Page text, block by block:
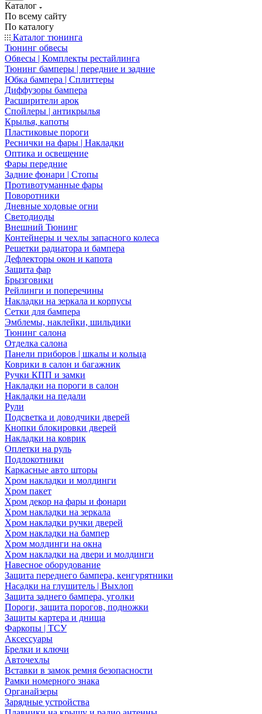
Каталог
По всему сайту
По каталогу
Каталог тюнинга
Тюнинг обвесы
Обвесы | Комплекты рестайлинга
Тюнинг бамперы | передние и задние
Юбка бампера | Сплиттеры
Диффузоры бампера
Расширители арок
Спойлеры | антикрылья
Крылья, капоты
Пластиковые пороги
Реснички на фары | Накладки
Оптика и освещение
Фары передние
Задние фонари | Стопы
Противотуманные фары
Поворотники
Дневные ходовые огни
Светодиоды
Внешний Тюнинг
Контейнеры и чехлы запасного колеса
Решетки радиатора и бампера
Дефлекторы окон и капота
Защита фар
Брызговики
Рейлинги и поперечины
Накладки на зеркала и корпусы
Сетки для бампера
Эмблемы, наклейки, шильдики
Тюнинг салона
Отделка салона
Панели приборов | шкалы и кольца
Коврики в салон и багажник
Ручки КПП и замки
Накладки на пороги в салон
Накладки на педали
Рули
Подсветка и доводчики дверей
Кнопки блокировки дверей
Накладки на коврик
Оплетки на руль
Подлокотники
Каркасные авто шторы
Хром накладки и молдинги
Хром пакет
Хром декор на фары и фонари
Хром накладки на зеркала
Хром накладки ручки дверей
Хром накладки на бампер
Хром молдинги на окна
Хром накладки на двери и молдинги
Навесное оборудование
Защита переднего бампера, кенгурятники
Насадки на глушитель | Выхлоп
Защита заднего бампера, уголки
Пороги, защита порогов, подножки
Защиты картера и днища
Фаркопы | ТСУ
Аксессуары
Брелки и ключи
Авточехлы
Вставки в замок ремня безопасности
Рамки номерного знака
Органайзеры
Зарядные устройства